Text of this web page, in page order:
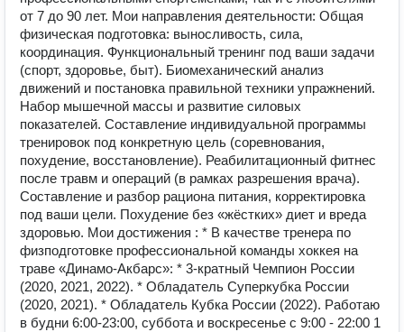
от 7 до 90 лет. Мои направления деятельности: Общая
физическая подготовка: выносливость, сила,
координация. Функциональный тренинг под ваши задачи
(спорт, здоровье, быт). Биомеханический анализ
движений и постановка правильной техники упражнений.
Набор мышечной массы и развитие силовых
показателей. Составление индивидуальной программы
тренировок под конкретную цель (соревнования,
похудение, восстановление). Реабилитационный фитнес
после травм и операций (в рамках разрешения врача).
Составление и разбор рациона питания, корректировка
под ваши цели. Похудение без «жёстких» диет и вреда
здоровью. Мои достижения : * В качестве тренера по
физподготовке профессиональной команды хоккея на
траве «Динамо‑Акбарс»: * 3‑кратный Чемпион России
(2020, 2021, 2022). * Обладатель Суперкубка России
(2020, 2021). * Обладатель Кубка России (2022). Работаю
в будни 6:00-23:00, суббота и воскресенье с 9:00 - 22:00 1